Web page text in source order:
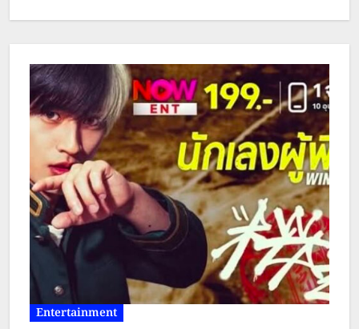
Twisted Childhood โดยผู้กำกับฯ
“Pinocchio Unstrung” ยังโดดเด่น
ด้วยการที่เป็นผลงานล่าสุดของ “ท็
อดด์ มาสเตอร์” ผู้เชี่ยวชาญทา
งด้านสเปเชียลเอฟเฟกต์ (Special
Effects Makeup & Character FX)
ชาวอเมริกันซึ่งเป็นผู้ก่อตั้งสตูดิโอ…
Entertainment